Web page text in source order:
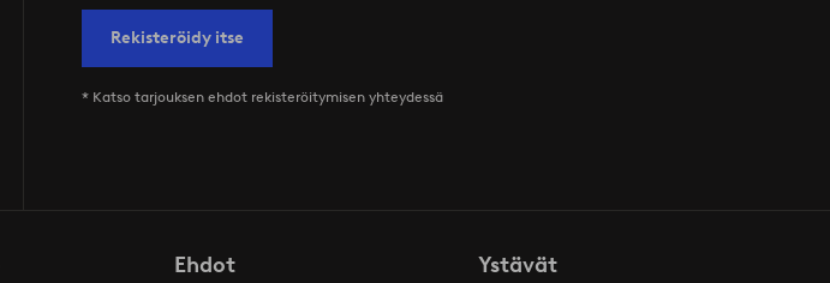
Rekisteröidy itse
* Katso tarjouksen ehdot rekisteröitymisen yhteydessä
Ehdot Ystävät